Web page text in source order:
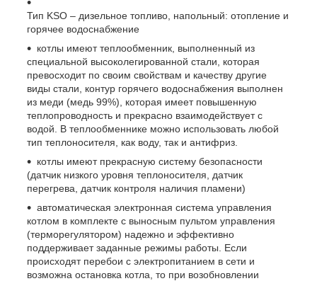
Тип KSO – дизельное топливо, напольный: отопление и
горячее водоснабжение
котлы имеют теплообменник, выполненный из
специальной высоколегированной стали, которая
превосходит по своим свойствам и качеству другие
виды стали, контур горячего водоснабжения выполнен
из меди (медь 99%), которая имеет повышенную
теплопроводность и прекрасно взаимодействует с
водой. В теплообменнике можно использовать любой
тип теплоносителя, как воду, так и антифриз.
котлы имеют прекрасную систему безопасности
(датчик низкого уровня теплоносителя, датчик
перегрева, датчик контроля наличия пламени)
автоматическая электронная система управления
котлом в комплекте с выносным пультом управления
(терморегулятором) надежно и эффективно
поддерживает заданные режимы работы. Если
происходят перебои с электропитанием в сети и
возможна остановка котла, то при возобновлении